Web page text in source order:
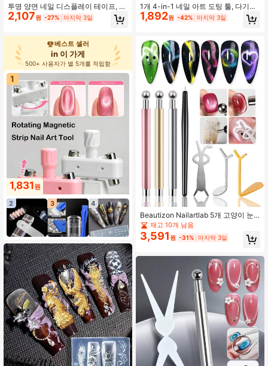
투명 양면 네일 디스플레이 테이프, 5
개 가짜 네일 디스플레이 스티커, 네일
용품, 네일 도구, 네일 아트 도구, 개학,
니큐어 페디큐어 도구
2,107원 -27% 마지막 3일
베스트 셀러
in 이 가게
500+ 사용자가 별 5개를 적립함
1
1,831원
2 3 4
1개 4-in-1 네일 아트 도팅 툴, 다기능
도팅/플라워/네일 아트 페인팅 툴, 네
일 살롱, 네일 용품, 네일 도구, 네일 아
레스온 네일에 적합), 매니큐어 도구에
적합
1,892원 -42% 마지막 3일
Beautizon Nailartlab 5개 고양이 눈
네일 자석 세트 네일 푸셔 포함, 3D 고
양이 눈 젤 네일 폴리시에 적합한 양면
자석 펜
재고 10개 남음
3,591 원 -31% 마지막 3일